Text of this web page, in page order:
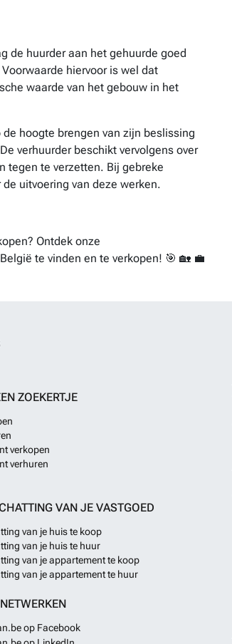
de huurder aan het gehuurde goed
hiervoor is wel dat
waarde van het gebouw in het
hoogte brengen van zijn beslissing
verhuurder beschikt vervolgens over
tegen te verzetten. Bij gebreke
uitvoering van deze werken.
Ontdek onze
te vinden en te verkopen! 🎯 🏡 💼
ZOEKERTJE
verkopen
verhuren
VAN JE VASTGOED
van je huis te koop
van je huis te huur
van je appartement te koop
van je appartement te huur
op Facebook